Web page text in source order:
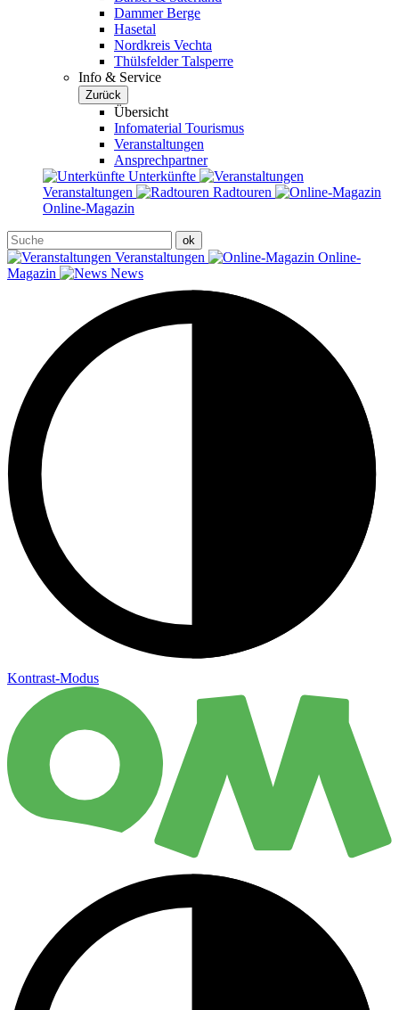
Dammer Berge
Hasetal
Nordkreis Vechta
Thülsfelder Talsperre
Info & Service
Zurück
Übersicht
Infomaterial Tourismus
Veranstaltungen
Ansprechpartner
Unterkünfte
Veranstaltungen
Radtouren
Online-Magazin
Veranstaltungen
Online-
Magazin
News
Kontrast-Modus